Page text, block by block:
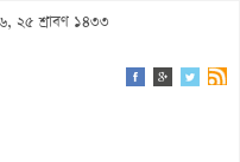
২৫ শ্রাবণ ১৪৩৩